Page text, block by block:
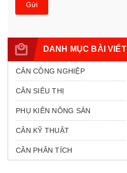
Gửi
DANH MỤC BÀI VIẾT
CÂN CÔNG NGHIỆP
CÂN SIÊU THỊ
PHỤ KIÊN NÔNG SẢN
CÂN KỸ THUẬT
CÂN PHÂN TÍCH